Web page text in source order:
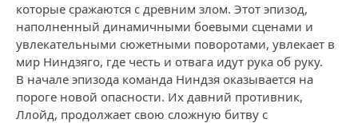
которые сражаются с древним злом. Этот эпизод,
наполненный динамичными боевыми сценами и
увлекательными сюжетными поворотами, увлекает в
мир Ниндзяго, где честь и отвага идут рука об руку.
В начале эпизода команда Ниндзя оказывается на
пороге новой опасности. Их давний противник,
Ллойд, продолжает свою сложную битву с